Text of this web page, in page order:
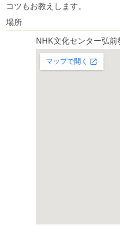
コツもお教えします。
場所
NHK文化センター弘前